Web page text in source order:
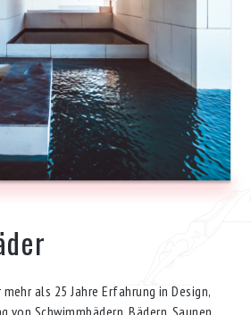
als 25 Jahre Erfahrung in Design,
von Schwimmbädern, Bädern, Saunen,